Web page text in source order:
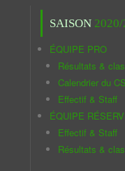
SAISON 2020/
ÉQUIPE PRO
Résultats &
Calendrier du
Effectif & Staff
ÉQUIPE
Effectif & Staff
Résultats &